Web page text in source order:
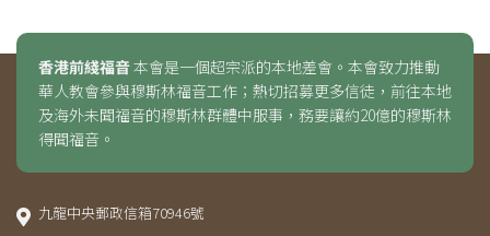
香港前綫福音本會是一個超宗派的本地差會。本會致力推動
華人教會參與穆斯林福音工作；熱切招募更多信徒，前往本地
及海外未聞福音的穆斯林群體中服事，務要讓約20億的穆斯林
得聞福音。
九龍中央郵政信箱70946號